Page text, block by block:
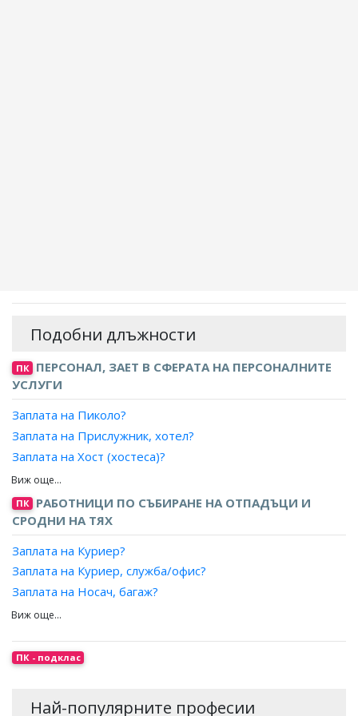
Подобни длъжности
ПК ПЕРСОНАЛ, ЗАЕТ В СФЕРАТА НА ПЕРСОНАЛНИТЕ
УСЛУГИ
Заплата на Пиколо?
Заплата на Прислужник, хотел?
Заплата на Хост (хостеса)?
Заплата на Домакин (пазач), къмпинг?
Заплата на Домакин (пазач), спални помещения в
общежития, пансиони и др.?
Заплата на Иконом?
ПК РАБОТНИЦИ ПО СЪБИРАНЕ НА ОТПАДЪЦИ И
СРОДНИ НА ТЯХ
Заплата на Куриер?
Заплата на Куриер, служба/офис?
Заплата на Носач, багаж?
Заплата на Общ работник, музей?
Заплата на Раздавач, доставчик (ръчно)?
ПК - подклас
Най-популярните професии